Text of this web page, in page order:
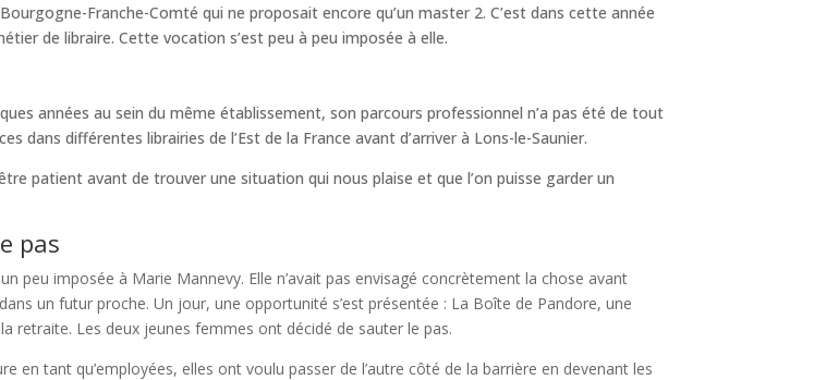
Franche-Comté qui ne proposait encore qu’un master 2. C’est dans cette année
de libraire. Cette vocation s’est peu à peu imposée à elle.
années au sein du même établissement, son parcours professionnel n’a pas été de tout
dans différentes librairies de l’Est de la France avant d’arriver à Lons-le-Saunier.
patient avant de trouver une situation qui nous plaise et que l’on puisse garder un
pas
peu imposée à Marie Mannevy. Elle n’avait pas envisagé concrètement la chose avant
un futur proche. Un jour, une opportunité s’est présentée : La Boîte de Pandore, une
retraite. Les deux jeunes femmes ont décidé de sauter le pas.
en tant qu’employées, elles ont voulu passer de l’autre côté de la barrière en devenant les